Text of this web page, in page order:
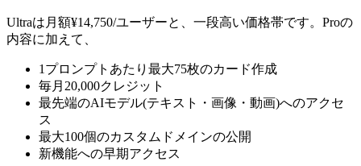
Ultraは月額¥14,750/ユーザーと、一段高い価格帯です。Proの
内容に加えて、
1プロンプトあたり最大75枚のカード作成
毎月20,000クレジット
最先端のAIモデル(テキスト・画像・動画)へのアクセ
ス
最大100個のカスタムドメインの公開
新機能への早期アクセス